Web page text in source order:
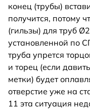
конец (трубы)
получится, потому
(гильзы) для труб
установленной по
труба упрется
и торец (если
метки) будет
отверстие уже на
11 эта ситуация